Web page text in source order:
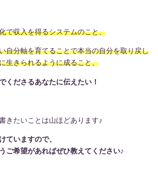
で収入を得るシステムのこと、
自分軸を育てることで本当の自分を取り戻し
生きられるように成ること、
くださるあなたに伝えたい！
きたいことは山ほどあります♪
ていますので、
ご希望があればぜひ教えてください♪